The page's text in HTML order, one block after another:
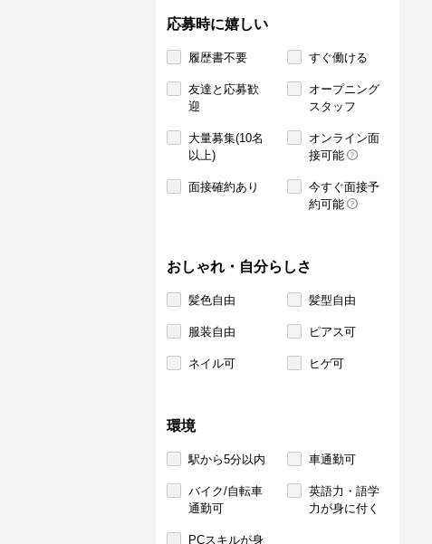
応募時に嬉しい
履歴書不要 すぐ働ける
友達と応募歓
迎
オープニング
スタッフ
大量募集(10名
以上)
オンライン面
接可能
面接確約あり
今すぐ面接予
約可能
おしゃれ・自分らしさ
髪色自由 髪型自由
服装自由 ピアス可
ネイル可 ヒゲ可
環境
駅から5分以内 車通勤可
バイク/自転車
通勤可
英語力・語学
力が身に付く
PCスキルが身